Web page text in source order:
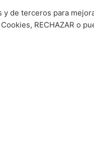
de terceros para
RECHAZAR o